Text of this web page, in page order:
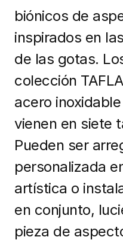
biónicos de
inspirados en
de las gotas.
colección
acero
vienen en siete
Pueden ser
personalizada
artística o
en conjunto,
pieza de